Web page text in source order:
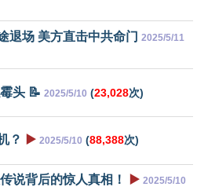
退场 美方直击中共命门 2025/5/11
头 📝 2025/5/10 (23,028次)
？ ▶️ 2025/5/10 (88,388次)
说背后的惊人真相！ ▶️ 2025/5/10